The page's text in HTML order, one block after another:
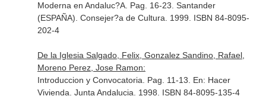
Moderna en Andaluc?A. Pag. 16-23. Santander
(ESPAÑA). Consejer?a de Cultura. 1999. ISBN 84-8095-
202-4
De la Iglesia Salgado, Felix, Gonzalez Sandino, Rafael,
Moreno Perez, Jose Ramon:
Introduccion y Convocatoria. Pag. 11-13. En: Hacer
Vivienda . Junta Andalucia. 1998. ISBN 84-8095-135-4